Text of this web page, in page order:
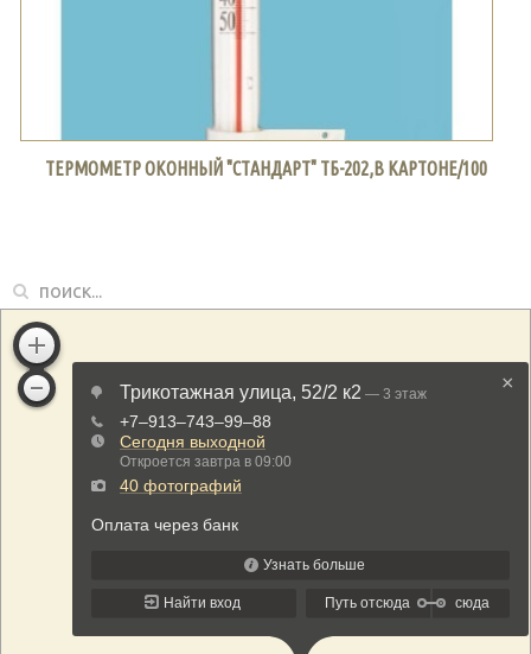
ТЕРМОМЕТР ОКОННЫЙ "СТАНДАРТ" ТБ-202,В КАРТОНЕ/100